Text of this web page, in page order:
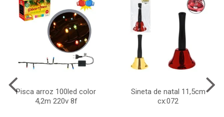
Pisca arroz 100led color
4,2m 220v 8f
Sineta de natal 11,5cm
cx:072